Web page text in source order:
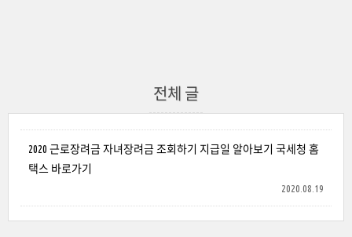
전체 글
2020 근로장려금 자녀장려금 조회하기 지급일 알아보기 국세청 홈
택스 바로가기
2020.08.19